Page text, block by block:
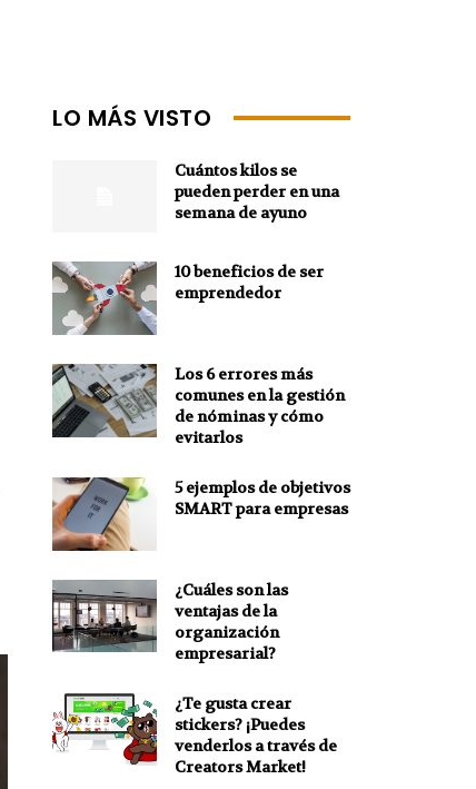
LO MÁS VISTO
Cuántos kilos se
pueden perder en una
semana de ayuno
10 beneficios de ser
emprendedor
Los 6 errores más
comunes en la gestión
de nóminas y cómo
evitarlos
5 ejemplos de objetivos
SMART para empresas
¿Cuáles son las
ventajas de la
organización
empresarial?
¿Te gusta crear
stickers? ¡Puedes
venderlos a través de
Creators Market!